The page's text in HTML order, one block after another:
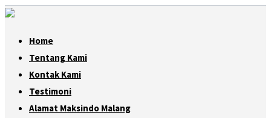
Home
Tentang Kami
Kontak Kami
Testimoni
Alamat Maksindo Malang